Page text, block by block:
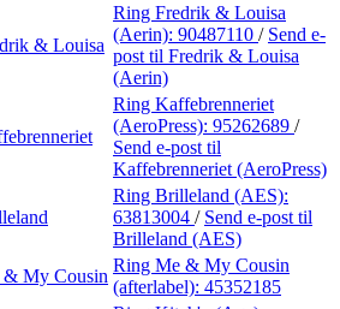
& Louisa
Ring Fredrik & Louisa
(Aerin): 90487110 / Send e-
post til Fredrik & Louisa
(Aerin)
Ring Kaffebrenneriet
(AeroPress): 95262689 /
Send e-post til
Kaffebrenneriet (AeroPress)
Ring Brilleland (AES):
63813004 / Send e-post til
Brilleland (AES)
& My Cousin
Ring Me & My Cousin
(afterlabel): 45352185